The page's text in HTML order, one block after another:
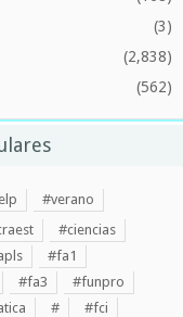
(3)
(2,838)
(562)
#verano
#ciencias
#fa1
#fa3
#funpro
#
#fci